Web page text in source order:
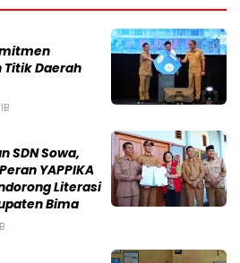
Daerah
SDN Sowa,
YAPPIKA
Literasi
Bima